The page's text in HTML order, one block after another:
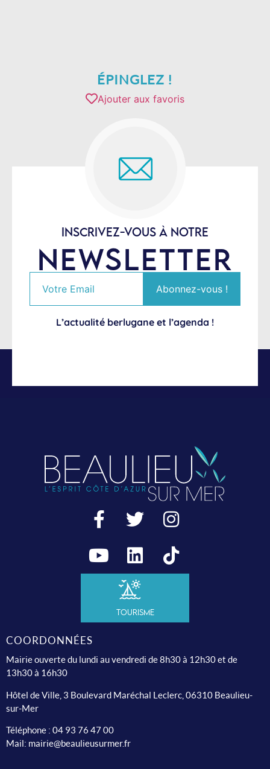
ÉPINGLEZ !
Ajouter aux favoris
INSCRIVEZ-VOUS À NOTRE
NEWSLETTER
L’actualité berlugane et l’agenda !
Tourisme
COORDONNÉES
Mairie ouverte du lundi au vendredi de 8h30 à 12h30 et de
13h30 à 16h30
Hôtel de Ville, 3 Boulevard Maréchal Leclerc, 06310 Beaulieu-
sur-Mer
Téléphone : 04 93 76 47 00
Mail: mairie@beaulieusurmer.fr